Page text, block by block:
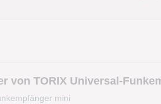
von TORIX Universal-
mini